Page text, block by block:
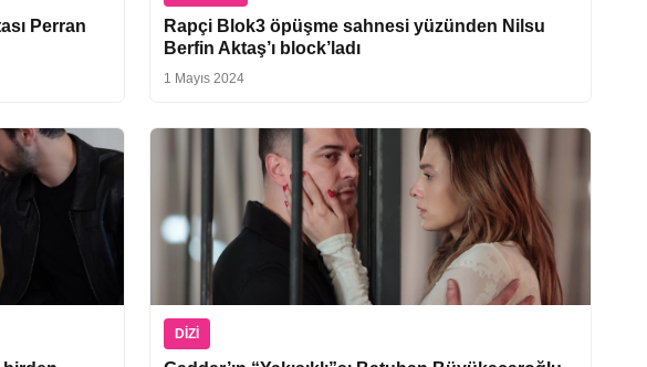
Perran
Rapçi Blok3 öpüşme sahnesi yüzünden Nilsu
Berfin Aktaş’ı block’ladı
1 Mayıs 2024
DIZI